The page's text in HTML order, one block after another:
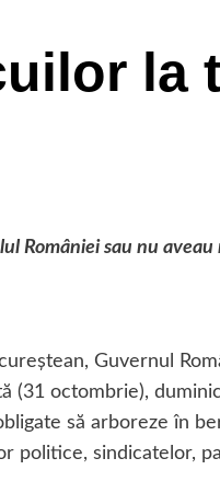
la
României sau nu
Guvernul
(31 octombrie),
să arboreze în
politice, sindicatelor,